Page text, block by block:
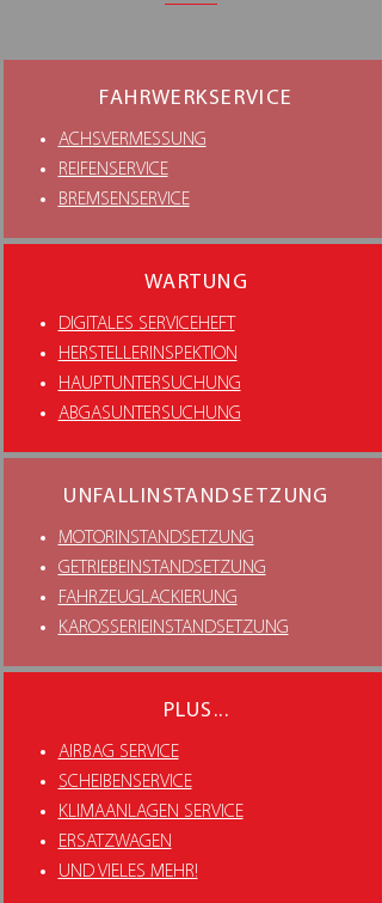
FAHRWERKSERVICE
ACHSVERMESSUNG
REIFENSERVICE
BREMSENSERVICE
WARTUNG
DIGITALES SERVICEHEFT
HERSTELLERINSPEKTION
HAUPTUNTERSUCHUNG
ABGASUNTERSUCHUNG
UNFALLINSTANDSETZUNG
MOTORINSTANDSETZUNG
GETRIEBEINSTANDSETZUNG
FAHRZEUGLACKIERUNG
KAROSSERIEINSTANDSETZUNG
PLUS...
AIRBAG SERVICE
SCHEIBENSERVICE
KLIMAANLAGEN SERVICE
ERSATZWAGEN
UND VIELES MEHR!